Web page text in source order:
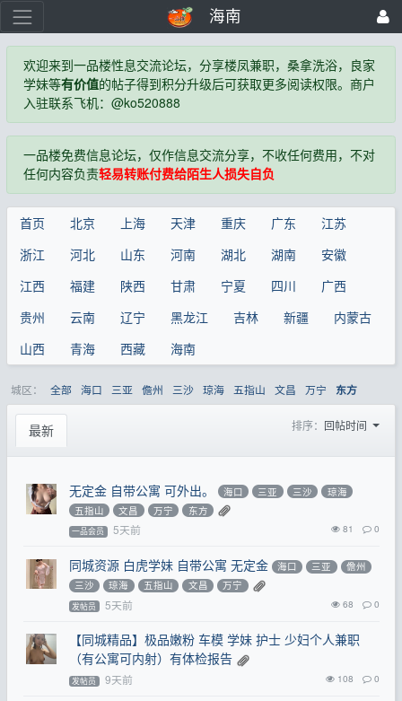
海南
欢迎来到一品楼性息交流论坛，分享楼凤兼职，桑拿洗浴，良家
学妹等有价值的帖子得到积分升级后可获取更多阅读权限。商户
入驻联系飞机：@ko520888
一品楼免费信息论坛，仅作信息交流分享，不收任何费用，不对
任何内容负责轻易转账付费给陌生人损失自负
首页 北京 上海 天津 重庆 广东
江苏
浙江
河北 山东 河南 湖北 湖南
安徽
江西
福建 陕西 甘肃 宁夏 四川
广西
贵州
云南 辽宁 黑龙江 吉林 新疆
内蒙古
山西
青海 西藏 海南
城区： 全部 海口 三亚 儋州 三沙 琼海 五指山 文昌 万宁 东方
最新 排序： 回帖时间
无定金 自带公寓 可外出。 海口 三亚 三沙
琼海
五指山
文昌 万宁 东方
一品会员 5天前 81 0
同城资源 白虎学妹 自带公寓 无定金 海口 三亚
儋州
三沙
琼海 五指山 文昌 万宁
发帖员 5天前 68 0
【同城精品】极品嫩粉 车模 学妹 护士 少妇个人兼职
（有公寓可内射）有体检报告
发帖员 9天前 108 0